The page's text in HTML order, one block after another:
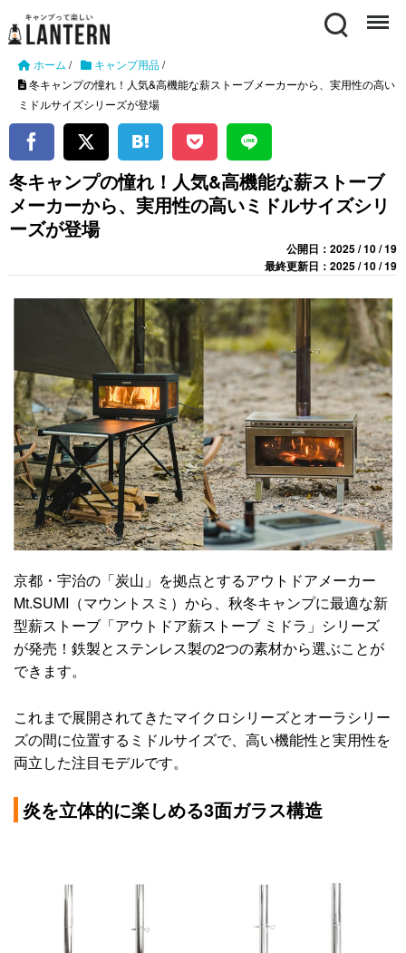
Search Menu
ホーム / キャンプ用品/
冬キャンプの憧れ！人気&高機能な薪ストーブメーカーから、実用性の高い
ミドルサイズシリーズが登場
冬キャンプの憧れ！人気&高機能な薪ストーブ
メーカーから、実用性の高いミドルサイズシリ
ーズが登場
公開日：2025 / 10 / 19
最終更新日：2025 / 10 / 19
京都・宇治の「炭山」を拠点とするアウトドアメーカー
Mt.SUMI（マウントスミ）から、秋冬キャンプに最適な新
型薪ストーブ「アウトドア薪ストーブ ミドラ」シリーズ
が発売！鉄製とステンレス製の2つの素材から選ぶことが
できます。
これまで展開されてきたマイクロシリーズとオーラシリー
ズの間に位置するミドルサイズで、高い機能性と実用性を
両立した注目モデルです。
炎を立体的に楽しめる3面ガラス構造